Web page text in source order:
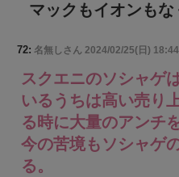
マックもイオンもな
72: 名無しさん 2024/02/25(日)
スクエニのソシャゲ
いるうちは高い売り
る時に大量のアンチ
今の苦境もソシャゲ
る。